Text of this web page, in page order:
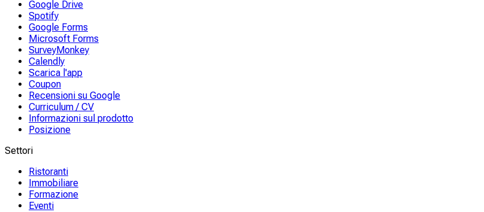
Google Drive
Spotify
Google Forms
Microsoft Forms
SurveyMonkey
Calendly
Scarica l'app
Coupon
Recensioni su Google
Curriculum / CV
Informazioni sul prodotto
Posizione
Settori
Ristoranti
Immobiliare
Formazione
Eventi